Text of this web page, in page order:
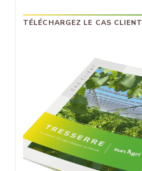
TÉLÉCHARGEZ LE CAS CLIENT